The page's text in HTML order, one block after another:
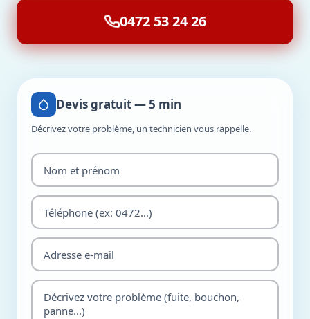
0472 53 24 26
Devis gratuit — 5 min
Décrivez votre problème, un technicien vous rappelle.